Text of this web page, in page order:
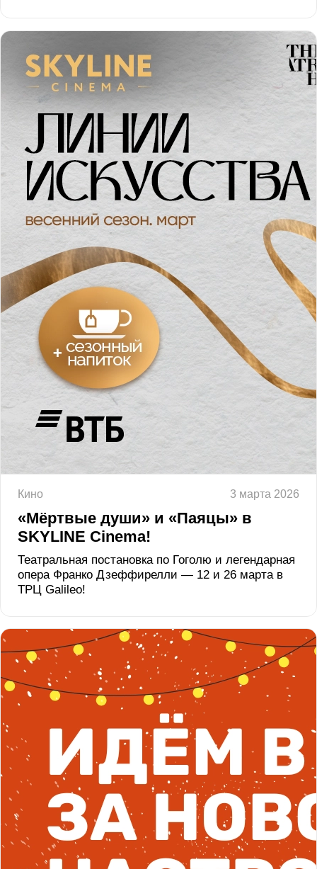
Кино 3 марта 2026
«Мёртвые души» и «Паяцы» в
SKYLINE Cinema!
Театральная постановка по Гоголю и легендарная
опера Франко Дзеффирелли — 12 и 26 марта в
ТРЦ Galileo!